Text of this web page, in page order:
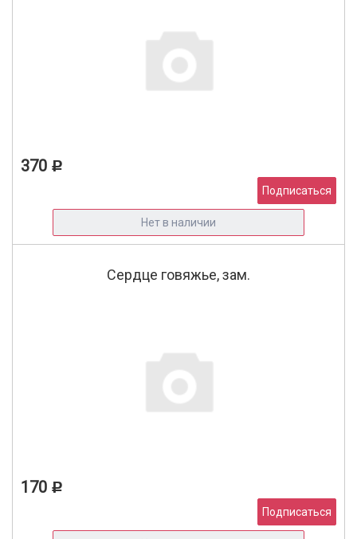
370 Р
Подписаться
Нет в наличии
Сердце говяжье, зам.
170 Р
Подписаться